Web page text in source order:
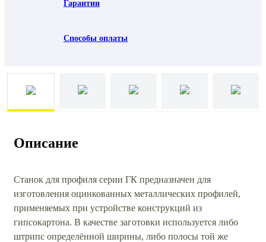
Гарантии
Способы оплаты
Описание
Станок для профиля серии ГК предназначен для
изготовления оцинкованных металлических профилей,
применяемых при устройстве конструкций из
гипсокартона. В качестве заготовки используется либо
штрипс определённой ширины, либо полосы той же